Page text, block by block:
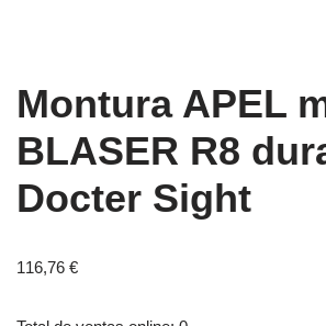
Montura APEL
BLASER R8
Docter Sight
116,76 €